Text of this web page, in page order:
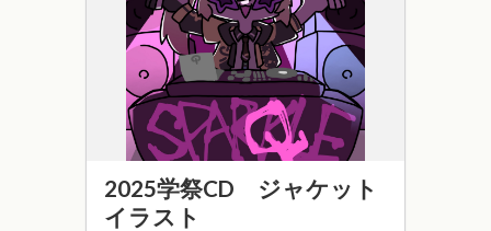
2025学祭CD ジャケット
イラスト